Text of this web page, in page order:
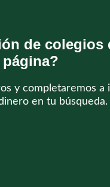
de colegios
y completaremos a
en tu búsqueda.